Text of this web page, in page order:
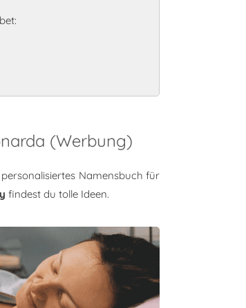
(Werbung)
Namensbuch für
findest du tolle Ideen.